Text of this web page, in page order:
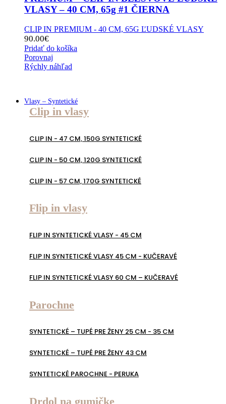
VLASY – 40 CM, 65g #1 ČIERNA
CLIP IN PREMIUM - 40 CM, 65G ĽUDSKÉ VLASY
90.00€
Pridať do košíka
Porovnaj
Rýchly náhľad
Vlasy – Syntetické
Clip in vlasy
CLIP IN - 47 CM, 150G SYNTETICKÉ
CLIP IN - 50 CM, 120G SYNTETICKÉ
CLIP IN - 57 CM, 170G SYNTETICKÉ
Flip in vlasy
FLIP IN SYNTETICKÉ VLASY - 45 CM
FLIP IN SYNTETICKÉ VLASY 45 CM - KUČERAVÉ
FLIP IN SYNTETICKÉ VLASY 60 CM – KUČERAVÉ
Parochne
SYNTETICKÉ – TUPÉ PRE ŽENY 25 CM - 35 CM
SYNTETICKÉ – TUPÉ PRE ŽENY 43 CM
SYNTETICKÉ PAROCHNE - PERUKA
Drdol na gumičke